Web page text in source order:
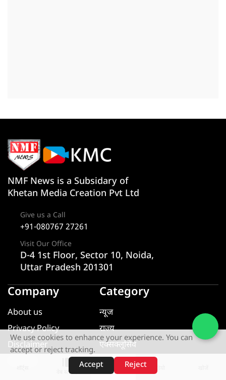
वेब स्टोरीज़
NMF News is a Subsidary of
Khetan Media Creation Pvt Ltd
Give us a Call
+91-080767 27261
Visit Our Office
D-4 1st Floor, Sector 10, Noida,
Uttar Pradesh 201301
Company
About us
Privacy Policy
Disclaimer
Category
न्यूज
राज्य
एक्सक्लूसिव
यूटीलिटी
खेल
We use cookies to enhance your experience. You can
accept or reject tracking.
Accept
Reject